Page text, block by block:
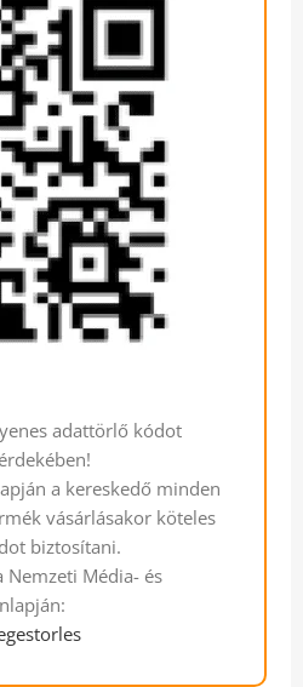
adattörlő kódot
a kereskedő minden
vásárlásakor köteles
biztosítani.
Média- és